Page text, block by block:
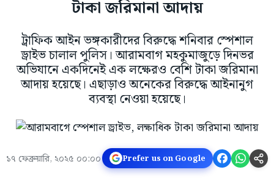
টাকা জরিমানা আদায়
ট্রাফিক আইন ভঙ্গকারীদের বিরুদ্ধে শনিবার স্পেশাল
ড্রাইভ চালাল পুলিস। আরামবাগ মহকুমাজুড়ে দিনভর
অভিযানে একদিনেই এক লক্ষেরও বেশি টাকা জরিমানা
আদায় হয়েছে। এছাড়াও অনেকের বিরুদ্ধে আইনানুগ
ব্যবস্থা নেওয়া হয়েছে।
১৭ ফেব্রুয়ারি, ২০২৫ ০০:০০ Prefer us on Google